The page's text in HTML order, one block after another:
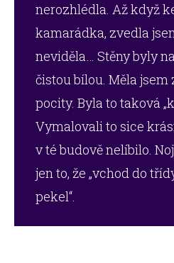
nerozhlédla. Až když
kamarádka, zvedla
neviděla… Stěny byly
čistou bílou. Měla jsem
pocity. Byla to taková
Vymalovali to sice
v té budově nelíbilo.
jen to, že „vchod do
pekel“.